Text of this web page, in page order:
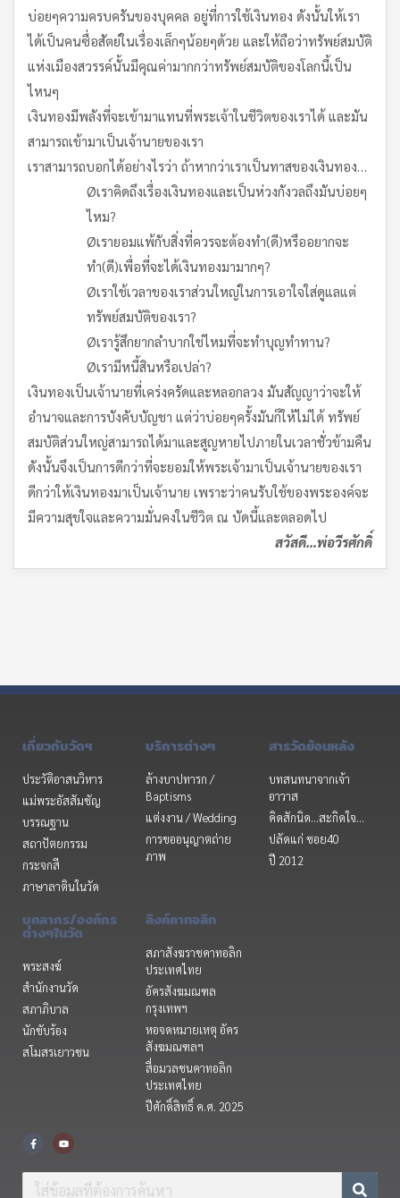
บ่อยๆความครบครันของบุคคล อยู่ที่การใช้เงินทอง ดังนั้นให้เรา
ได้เป็นคนซื่อสัตย์ในเรื่องเล็กๆน้อยๆด้วย และให้ถือว่าทรัพย์สมบัติ
แห่งเมืองสวรรค์นั้นมีคุณค่ามากกว่าทรัพย์สมบัติของโลกนี้เป็น
ไหนๆ
เงินทองมีพลังที่จะเข้ามาแทนที่พระเจ้าในชีวิตของเราได้ และมัน
สามารถเข้ามาเป็นเจ้านายของเรา
เราสามารถบอกได้อย่างไรว่า ถ้าหากว่าเราเป็นทาสของเงินทอง…
Øเราคิดถึงเรื่องเงินทองและเป็นห่วงกังวลถึงมันบ่อยๆ
ไหม?
Øเรายอมแพ้กับสิ่งที่ควรจะต้องทำ(ดี)หรืออยากจะ
ทำ(ดี)เพื่อที่จะได้เงินทองมามากๆ?
Øเราใช้เวลาของเราส่วนใหญ่ในการเอาใจใส่ดูแลแต่
ทรัพย์สมบัติของเรา?
Øเรารู้สึกยากลำบากใช่ไหมที่จะทำบุญทำทาน?
Øเรามีหนี้สินหรือเปล่า?
เงินทองเป็นเจ้านายที่เคร่งครัดและหลอกลวง มันสัญญาว่าจะให้
อำนาจและการบังคับบัญชา แต่ว่าบ่อยๆครั้งมันก็ให้ไม่ได้ ทรัพย์
สมบัติส่วนใหญ่สามารถได้มาและสูญหายไปภายในเวลาชั่วข้ามคืน
ดังนั้นจึงเป็นการดีกว่าที่จะยอมให้พระเจ้ามาเป็นเจ้านายของเรา
ดีกว่าให้เงินทองมาเป็นเจ้านาย เพราะว่าคนรับใช้ของพระองค์จะ
มีความสุขใจและความมั่นคงในชีวิต ณ บัดนี้และตลอดไป
สวัสดี…พ่อวีรศักดิ์
เกี่ยวกับวัดฯ
ประวัติอาสนวิหาร
แม่พระอัสสัมชัญ
บรรณฐาน
สถาปัตยกรรม
กระจกสี
ภาษาลาตินในวัด
บริการต่างๆ
ล้างบาปทารก /
Baptisms
แต่งงาน / Wedding
การขออนุญาตถ่าย
ภาพ
สารวัดย้อนหลัง
บทสนทนาจากเจ้า
อาวาส
คิดสักนิด...สะกิดใจ...
ปลัดแก่ ซอย40
ปี 2012
บุคลากร/องค์กร
ต่างๆในวัด
พระสงฆ์
สำนักงานวัด
สภาภิบาล
นักขับร้อง
สโมสรเยาวชน
ลิงค์คาทอลิก
สภาสังฆราชคาทอลิก
ประเทศไทย
อัครสังฆมณฑล
กรุงเทพฯ
หอจดหมายเหตุ อัคร
สังฆมณฑลฯ
สื่อมวลชนคาทอลิก
ประเทศไทย
ปีศักดิ์สิทธิ์ ค.ศ. 2025